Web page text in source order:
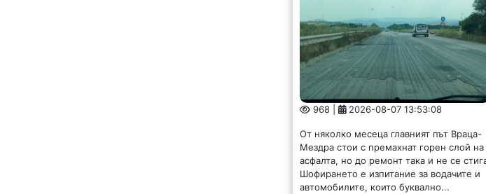
968 | 2026-08-07 13:53:08
От няколко месеца главният път Враца-
Мездра стои с премахнат горен слой на
асфалта, но до ремонт така и не се
Шофирането е изпитание за водачите и
автомобилите, които буквално...